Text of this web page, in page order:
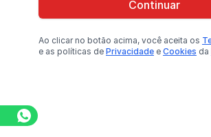
Continuar
Ao clicar no botão acima, você aceita os
e as políticas de Privacidade e Cookies da